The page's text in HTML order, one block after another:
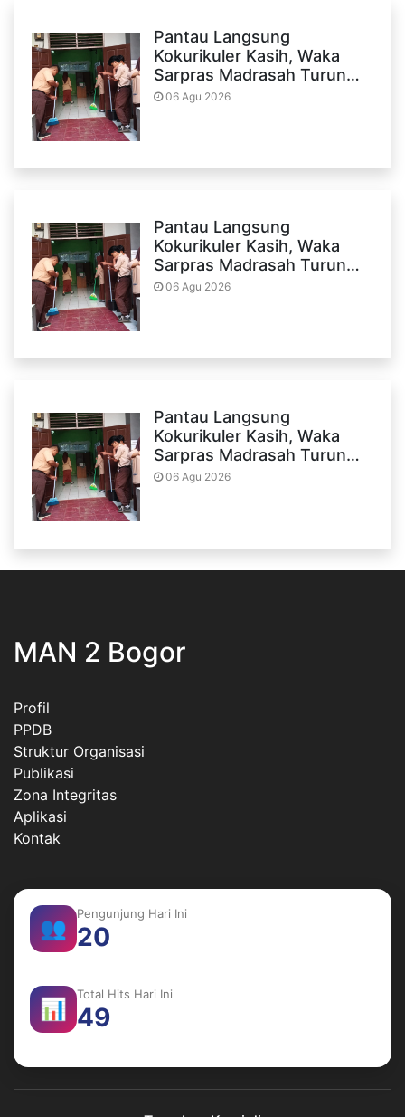
Pantau Langsung
Kokurikuler Kasih, Waka
Sarpras Madrasah Turun…
06 Agu 2026
Pantau Langsung
Kokurikuler Kasih, Waka
Sarpras Madrasah Turun…
06 Agu 2026
Pantau Langsung
Kokurikuler Kasih, Waka
Sarpras Madrasah Turun…
06 Agu 2026
MAN 2 Bogor
Profil
PPDB
Struktur Organisasi
Publikasi
Zona Integritas
Aplikasi
Kontak
👥
Pengunjung Hari Ini
20
📊
Total Hits Hari Ini
49